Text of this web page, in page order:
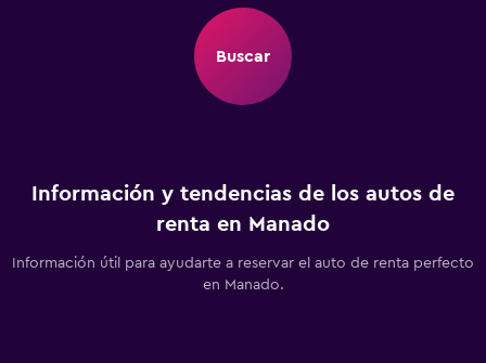
Buscar
Información y tendencias de los autos de
renta en Manado
Información útil para ayudarte a reservar el auto de renta perfecto
en Manado.